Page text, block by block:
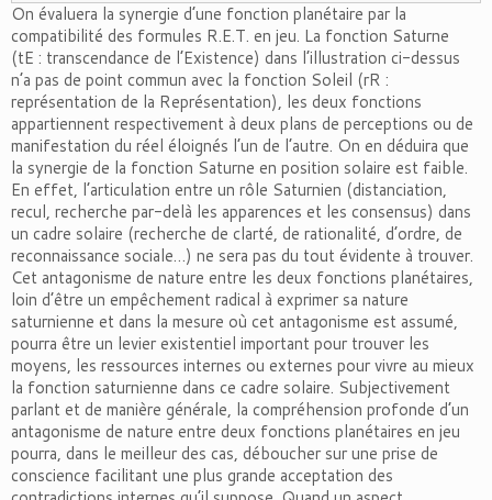
On évaluera la synergie d’une fonction planétaire par la
compatibilité des formules R.E.T. en jeu. La fonction Saturne
(tE : transcendance de l’Existence) dans l’illustration ci-dessus
n’a pas de point commun avec la fonction Soleil (rR :
représentation de la Représentation), les deux fonctions
appartiennent respectivement à deux plans de perceptions ou de
manifestation du réel éloignés l’un de l’autre. On en déduira que
la synergie de la fonction Saturne en position solaire est faible.
En effet, l’articulation entre un rôle Saturnien (distanciation,
recul, recherche par-delà les apparences et les consensus) dans
un cadre solaire (recherche de clarté, de rationalité, d’ordre, de
reconnaissance sociale…) ne sera pas du tout évidente à trouver.
Cet antagonisme de nature entre les deux fonctions planétaires,
loin d’être un empêchement radical à exprimer sa nature
saturnienne et dans la mesure où cet antagonisme est assumé,
pourra être un levier existentiel important pour trouver les
moyens, les ressources internes ou externes pour vivre au mieux
la fonction saturnienne dans ce cadre solaire. Subjectivement
parlant et de manière générale, la compréhension profonde d’un
antagonisme de nature entre deux fonctions planétaires en jeu
pourra, dans le meilleur des cas, déboucher sur une prise de
conscience facilitant une plus grande acceptation des